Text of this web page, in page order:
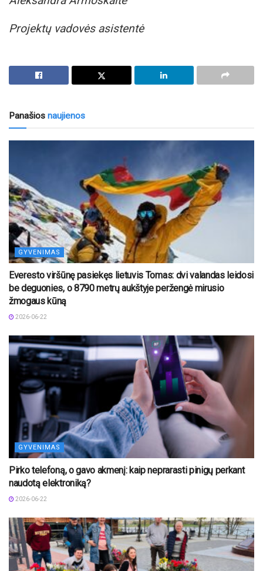
Projektų vadovės asistentė
Panašios naujienos
GYVENIMAS
Everesto viršūnę pasiekęs lietuvis Tomas: dvi valandas leidosi
be deguonies, o 8790 metrų aukštyje peržengė mirusio
žmogaus kūną
2026-06-22
GYVENIMAS
Pirko telefoną, o gavo akmenį: kaip neprarasti pinigų perkant
naudotą elektroniką?
2026-06-22